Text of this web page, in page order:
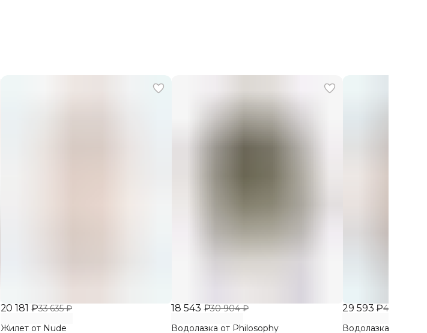
20 181 ₽33 635 ₽
Жилет от Nude
18 543 ₽30 904 ₽
Водолазка от Philosophy
29 593 ₽49 321 ₽
Водолазка от Nude